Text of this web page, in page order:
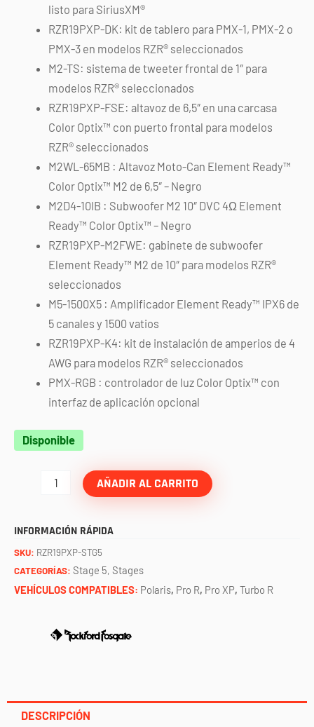
listo para SiriusXM®
RZR19PXP-DK: kit de tablero para PMX-1, PMX-2 o
PMX-3 en modelos RZR® seleccionados
M2-TS: sistema de tweeter frontal de 1″ para
modelos RZR® seleccionados
RZR19PXP-FSE: altavoz de 6,5″ en una carcasa
Color Optix™ con puerto frontal para modelos
RZR® seleccionados
M2WL-65MB : Altavoz Moto-Can Element Ready™
Color Optix™ M2 de 6,5″ – Negro
M2D4-10IB : Subwoofer M2 10″ DVC 4Ω Element
Ready™ Color Optix™ – Negro
RZR19PXP-M2FWE: gabinete de subwoofer
Element Ready™ M2 de 10″ para modelos RZR®
seleccionados
M5-1500X5 : Amplificador Element Ready™ IPX6 de
5 canales y 1500 vatios
RZR19PXP-K4: kit de instalación de amperios de 4
AWG para modelos RZR® seleccionados
PMX-RGB : controlador de luz Color Optix™ con
interfaz de aplicación opcional
Disponible
Kit
(PRO
XP,
FOSGATE
AÑADIR AL CARRITO
INFORMACIÓN RÁPIDA
SKU: RZR19PXP-STG5
CATEGORÍAS: Stage 5, Stages
VEHÍCULOS COMPATIBLES: Polaris, Pro R, Pro XP, Turbo R
DESCRIPCIÓN